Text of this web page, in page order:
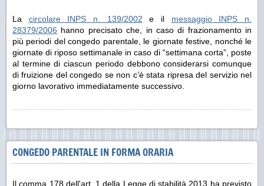
La circolare INPS n. 139/2002 e il messaggio INPS n.
28379/2006 hanno precisato che, in caso di frazionamento in
più periodi del congedo parentale, le giornate festive, nonché le
giornate di riposo settimanale in caso di “settimana corta”, poste
al termine di ciascun periodo debbono considerarsi comunque
di fruizione del congedo se non c’è stata ripresa del servizio nel
giorno lavorativo immediatamente successivo.
CONGEDO PARENTALE IN FORMA ORARIA
Il comma 178 dell'art. 1 della Legge di stabilità 2013 ha previsto